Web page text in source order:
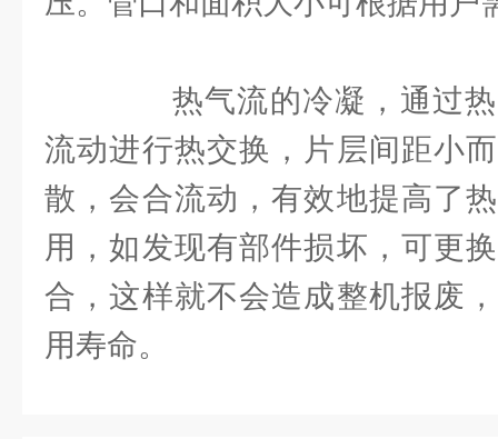
热气流的冷凝，通过热
流动进行热交换，片层间距小
散，会合流动，有效地提高了
用，如发现有部件损坏，可更
合，这样就不会造成整机报废
用寿命。